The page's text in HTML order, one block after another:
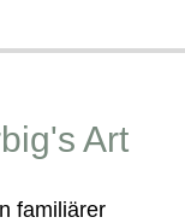
Art
familiärer